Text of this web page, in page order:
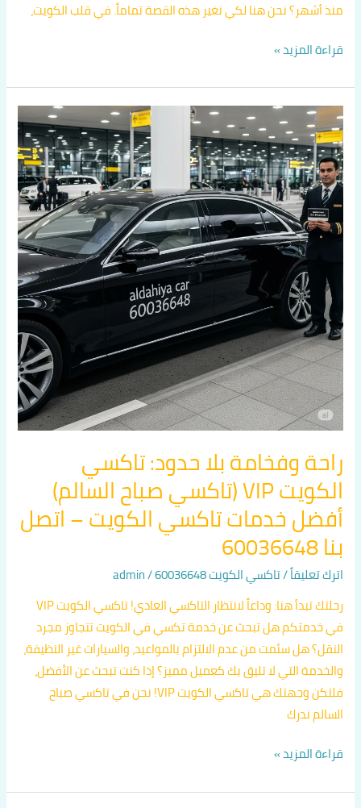
منذ أشهر؟ نحن هنا لكي نغير هذه القصة تماماً. في قلب الكويت،
قراءة المزيد »
راحة وفخامة بلا حدود: تاكسي
الكويت VIP (تاكسي صباح السالم)
أفضل خدمات تاكسي الكويت – اتصل
بنا 60036648
اترك تعليقاً/تاكسي الكويت 60036648 /
admin
رحلتك تبدأ هنا: وداعاً لانتظار التاكسي العادي! تاكسي الكويت VIP
في خدمتكم هل تبحث عن خدمة تكسي في الكويت تتجاوز مجرد
النقل؟ هل سئمت من عدم الالتزام بالمواعيد، والسيارات غير النظيفة،
والخدمة التي لا تليق بك كعميل مميز؟ إذا كنت تبحث عن الأفضل،
فلتكن وجهتك هي تاكسي الكويت VIP! نحن في تاكسي صباح
السالم ندرك
راحة
وفخامة
بلا
حدود:
تاكسي
الكويت
(تاكسي
صباح
السالم)
أفضل
خدمات
تاكسي
الكويت
–
بنا
60036648
قراءة المزيد »